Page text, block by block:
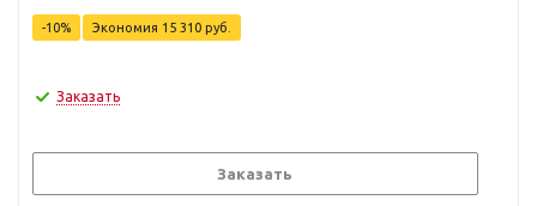
-10% Экономия 15 310 руб.
Заказать
Заказать